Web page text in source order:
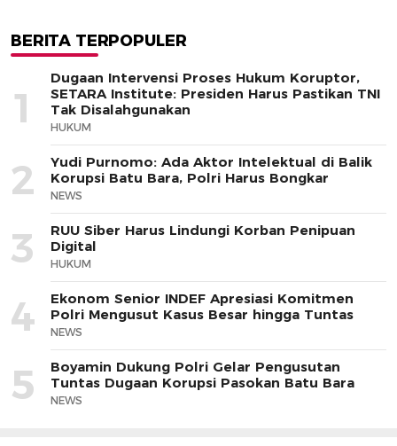
BERITA TERPOPULER
1
Dugaan Intervensi Proses Hukum Koruptor,
SETARA Institute: Presiden Harus Pastikan TNI
Tak Disalahgunakan
HUKUM
2
Yudi Purnomo: Ada Aktor Intelektual di Balik
Korupsi Batu Bara, Polri Harus Bongkar
NEWS
3
RUU Siber Harus Lindungi Korban Penipuan
Digital
HUKUM
4
Ekonom Senior INDEF Apresiasi Komitmen
Polri Mengusut Kasus Besar hingga Tuntas
NEWS
5
Boyamin Dukung Polri Gelar Pengusutan
Tuntas Dugaan Korupsi Pasokan Batu Bara
NEWS